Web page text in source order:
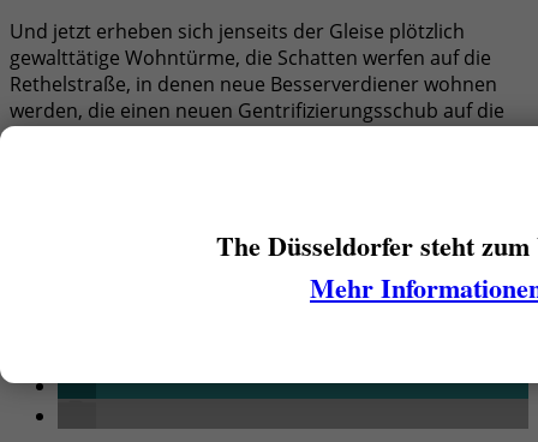
Und jetzt erheben sich jenseits der Gleise plötzlich
gewalttätige Wohntürme, die Schatten werfen auf die
Rethelstraße, in denen neue Besserverdiener wohnen
werden, die einen neuen Gentrifizierungsschub auf die
The Düsseldorfer steht
Mehr